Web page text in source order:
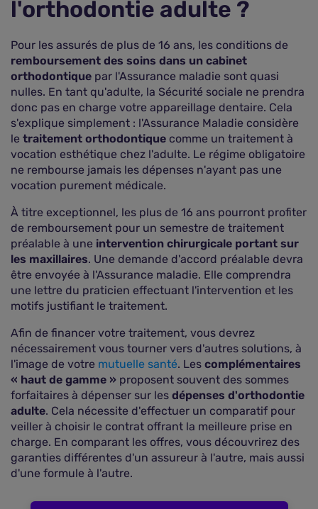
l'orthodontie adulte ?
Pour les assurés de plus de 16 ans, les conditions de
remboursement des soins dans un cabinet
orthodontique par l'Assurance maladie sont quasi
nulles. En tant qu'adulte, la Sécurité sociale ne prendra
donc pas en charge votre appareillage dentaire. Cela
s'explique simplement : l'Assurance Maladie considère
le traitement orthodontique comme un traitement à
vocation esthétique chez l'adulte. Le régime obligatoire
ne rembourse jamais les dépenses n'ayant pas une
vocation purement médicale.
À titre exceptionnel, les plus de 16 ans pourront profiter
de remboursement pour un semestre de traitement
préalable à une intervention chirurgicale portant sur
les maxillaires. Une demande d'accord préalable devra
être envoyée à l'Assurance maladie. Elle comprendra
une lettre du praticien effectuant l'intervention et les
motifs justifiant le traitement.
Afin de financer votre traitement, vous devrez
nécessairement vous tourner vers d'autres solutions, à
l'image de votre mutuelle santé. Les complémentaires
« haut de gamme » proposent souvent des sommes
forfaitaires à dépenser sur les dépenses d'orthodontie
adulte. Cela nécessite d'effectuer un comparatif pour
veiller à choisir le contrat offrant la meilleure prise en
charge. En comparant les offres, vous découvrirez des
garanties différentes d'un assureur à l'autre, mais aussi
d'une formule à l'autre.